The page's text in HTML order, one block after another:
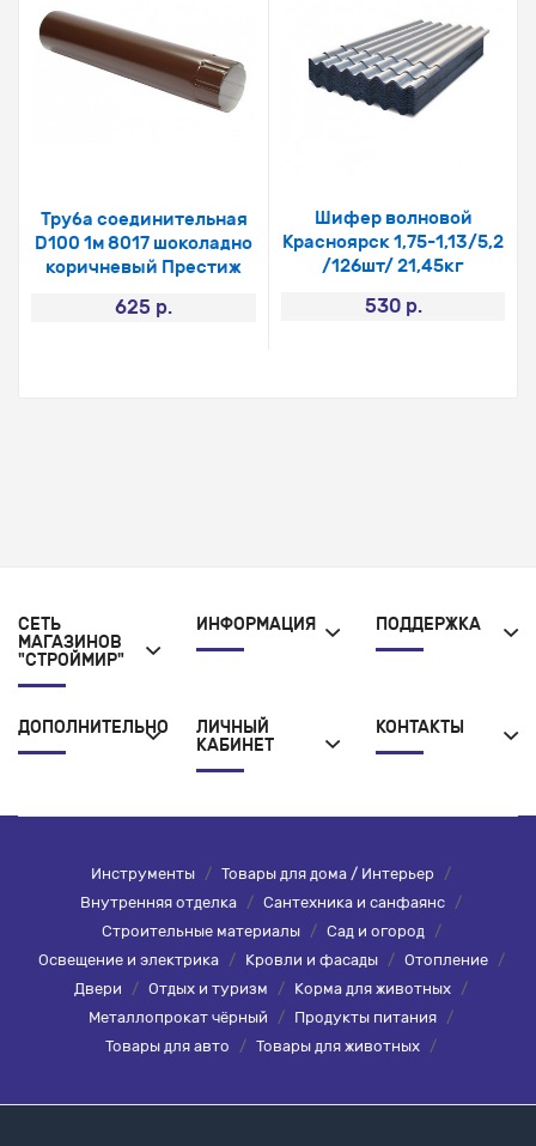
Труба соединительная
D100 1м 8017 шоколадно
коричневый Престиж
625 р.
Шифер волновой
Красноярск 1,75-1,13/5,2
/126шт/ 21,45кг
530 р.
СЕТЬ
МАГАЗИНОВ
"СТРОЙМИР"
ИНФОРМАЦИЯ ПОДДЕРЖКА
ДОПОЛНИТЕЛЬНО
ЛИЧНЫЙ
КАБИНЕТ
КОНТАКТЫ
Инструменты / Товары для дома / Интерьер /
Внутренняя отделка / Сантехника и санфаянс /
Строительные материалы
/ Сад и огород
/
Освещение и электрика
/ Кровли и фасады / Отопление
/
Двери
/ Отдых и туризм / Корма для животных /
Металлопрокат чёрный
/ Продукты питания /
Товары для авто
/ Товары для животных /